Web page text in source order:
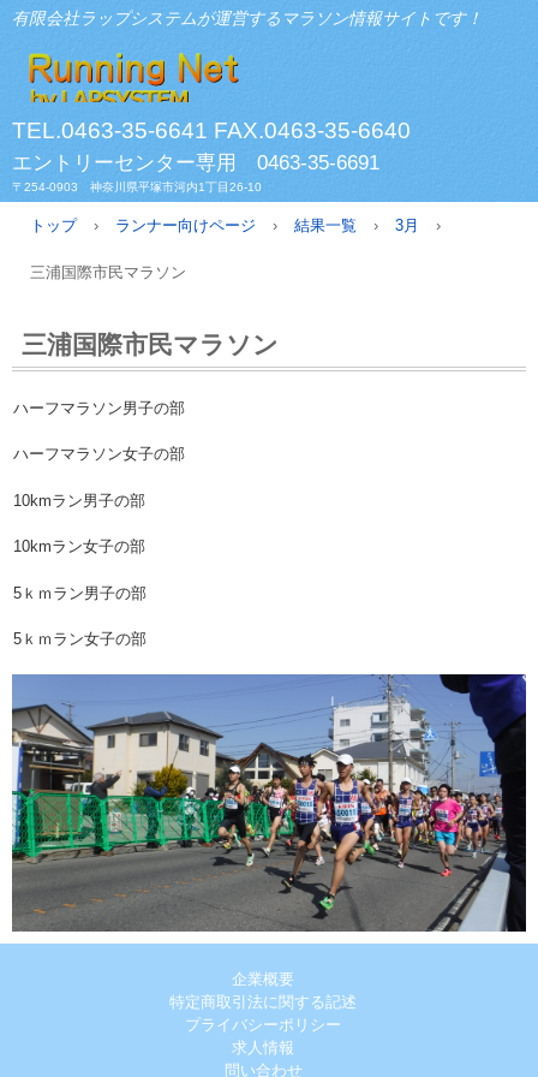
有限会社ラップシステムが運営するマラソン情報サイトです！
TEL.0463-35-6641 FAX.0463-35-6640
エントリーセンター専用 0463-35-6691
〒254-0903 神奈川県平塚市河内1丁目26-10
トップ › ランナー向けページ › 結果一覧 › 3月 ›
三浦国際市民マラソン
三浦国際市民マラソン
ハーフマラソン男子の部
ハーフマラソン女子の部
10kmラン男子の部
10kmラン女子の部
5ｋｍラン男子の部
5ｋｍラン女子の部
企業概要
特定商取引法に関する記述
プライバシーポリシー
求人情報
問い合わせ